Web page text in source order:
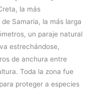
la más
Samaria, la más larga
un paraje natural
estrechándose,
de anchura entre
Toda la zona fue
proteger a especies